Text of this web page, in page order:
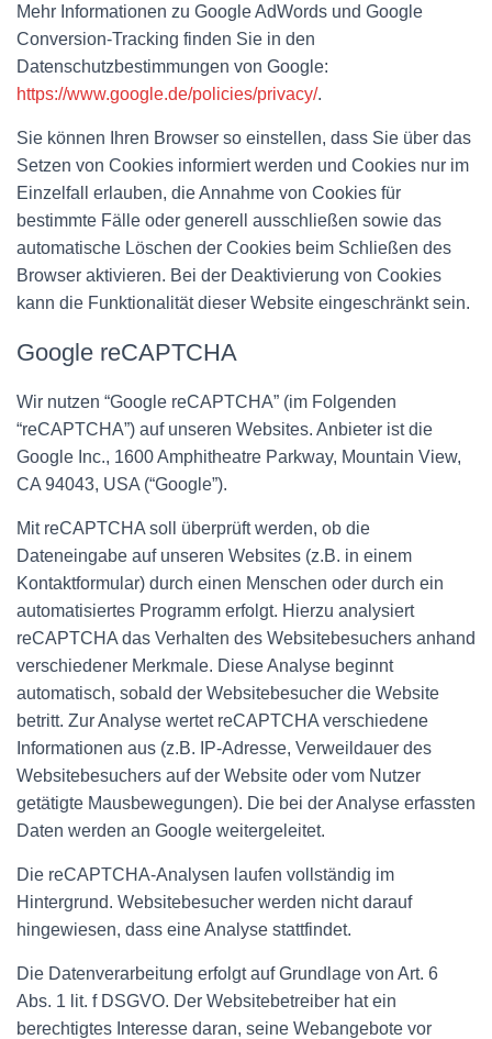
Mehr Informationen zu Google AdWords und Google
Conversion-Tracking finden Sie in den
Datenschutzbestimmungen von Google:
https://www.google.de/policies/privacy/.
Sie können Ihren Browser so einstellen, dass Sie über das
Setzen von Cookies informiert werden und Cookies nur im
Einzelfall erlauben, die Annahme von Cookies für
bestimmte Fälle oder generell ausschließen sowie das
automatische Löschen der Cookies beim Schließen des
Browser aktivieren. Bei der Deaktivierung von Cookies
kann die Funktionalität dieser Website eingeschränkt sein.
Google reCAPTCHA
Wir nutzen “Google reCAPTCHA” (im Folgenden
“reCAPTCHA”) auf unseren Websites. Anbieter ist die
Google Inc., 1600 Amphitheatre Parkway, Mountain View,
CA 94043, USA (“Google”).
Mit reCAPTCHA soll überprüft werden, ob die
Dateneingabe auf unseren Websites (z.B. in einem
Kontaktformular) durch einen Menschen oder durch ein
automatisiertes Programm erfolgt. Hierzu analysiert
reCAPTCHA das Verhalten des Websitebesuchers anhand
verschiedener Merkmale. Diese Analyse beginnt
automatisch, sobald der Websitebesucher die Website
betritt. Zur Analyse wertet reCAPTCHA verschiedene
Informationen aus (z.B. IP-Adresse, Verweildauer des
Websitebesuchers auf der Website oder vom Nutzer
getätigte Mausbewegungen). Die bei der Analyse erfassten
Daten werden an Google weitergeleitet.
Die reCAPTCHA-Analysen laufen vollständig im
Hintergrund. Websitebesucher werden nicht darauf
hingewiesen, dass eine Analyse stattfindet.
Die Datenverarbeitung erfolgt auf Grundlage von Art. 6
Abs. 1 lit. f DSGVO. Der Websitebetreiber hat ein
berechtigtes Interesse daran, seine Webangebote vor